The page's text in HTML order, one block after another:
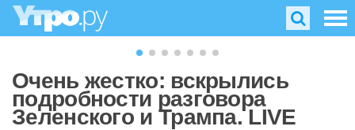
Очень жестко: вскрылись
подробности разговора
Зеленского и Трампа. LIVE